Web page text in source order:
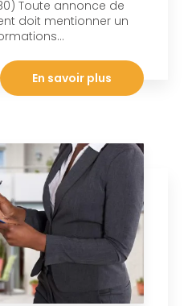
Toute annonce de
doit mentionner un
En savoir plus